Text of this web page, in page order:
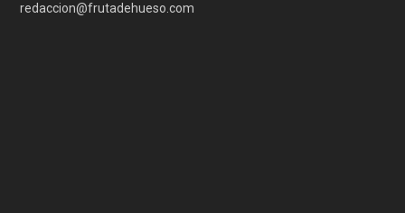
redaccion@frutadehueso.com